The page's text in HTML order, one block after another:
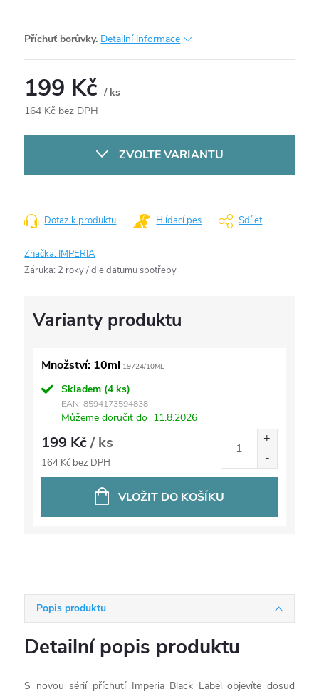
Příchuť borůvky. Detailní informace
199 Kč/ ks
164 Kč bez DPH
ZVOLTE VARIANTU
Dotaz k produktu Hlídací pes Sdílet
Značka: IMPERIA
Záruka: 2 roky / dle datumu spotřeby
Množství: 10ml 19724/10ML
Skladem (4 ks)
EAN: 8594173594838
Můžeme doručit do 11.8.2026
199 Kč/ ks
164 Kč bez DPH
VLOŽIT DO KOŠÍKU
Popis produktu
Detailní popis produktu
S novou sérií příchutí Imperia Black Label objevíte dosud